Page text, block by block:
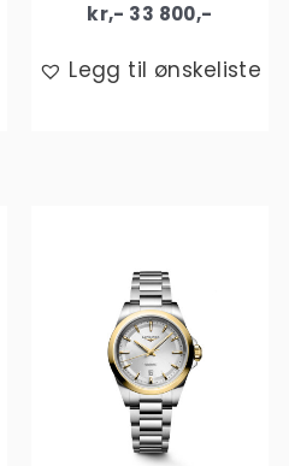
kr,- 33 800,-
Legg til ønskeliste